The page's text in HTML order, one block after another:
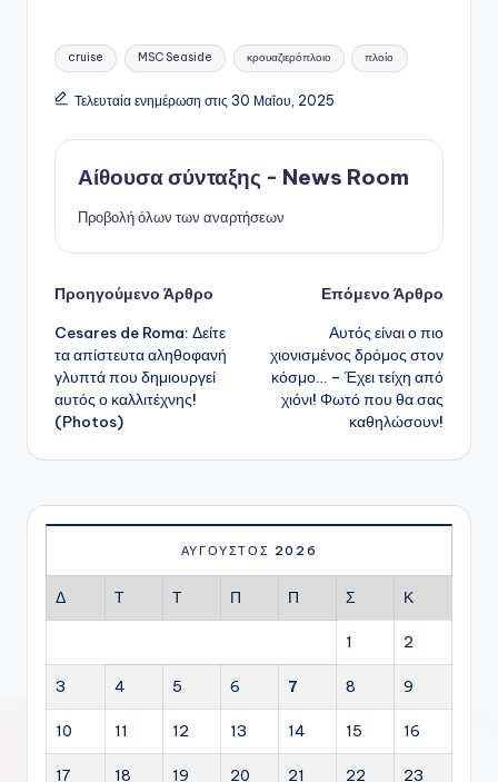
Ετικέτες:
cruise MSC Seaside κρουαζιερόπλοιο πλοίο
Τελευταία ενημέρωση στις 30 Μαΐου, 2025
Αίθουσα σύνταξης - News Room
Προβολή όλων των αναρτήσεων
Πλοήγηση
δημοσιεύσεων
Προηγούμενο Άρθρο
Cesares de Roma: Δείτε
τα απίστευτα αληθοφανή
γλυπτά που δημιουργεί
αυτός ο καλλιτέχνης!
(Photos)
Επόμενο Άρθρο
Αυτός είναι ο πιο
χιονισμένος δρόμος στον
κόσμο… – Έχει τείχη από
χιόνι! Φωτό που θα σας
καθηλώσουν!
ΑΎΓΟΥΣΤΟΣ 2026
Δ Τ Τ Π Π Σ Κ
1 2
3 4 5 6 7 8 9
10 11 12 13 14 15 16
17 18 19 20 21 22 23